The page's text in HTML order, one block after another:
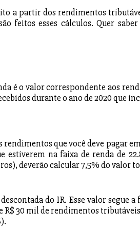
a partir dos rendimentos
feitos esses cálculos. Quer
é o valor correspondente aos
durante o ano de 2020 que
rendimentos que você deve pagar
estiverem na faixa de renda de
deverão calcular 7,5% do valor
do IR. Esse valor
R$ 30 mil de rendimentos